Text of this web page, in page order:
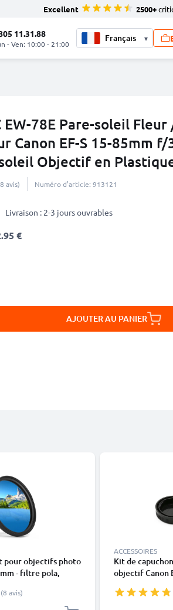
Excellent 2500+
11.31.88
- Ven: 10:00 - 21:00
▾
EW-78E Pare-soleil
Canon EF-S 15-85mm f/
Objectif en
avis) Numéro d’article: 913121
Livraison : 2-3 jours ouvrables
€
AJOUTER AU PANIER
pour objectifs photo
- filtre pola,
(8 avis)
ACCESSOIRES
Kit de
objectif Canon
Couvercle,